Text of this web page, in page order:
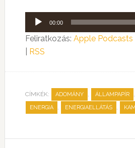
Audió
lejátszó
00:00
Feliratkozás: Apple Podcasts
RSS
CÍMKÉK: ADOMÁNY , ÁLLAMPAPÍR ,
ENERGIA , ENERGIAELLÁTÁS ,